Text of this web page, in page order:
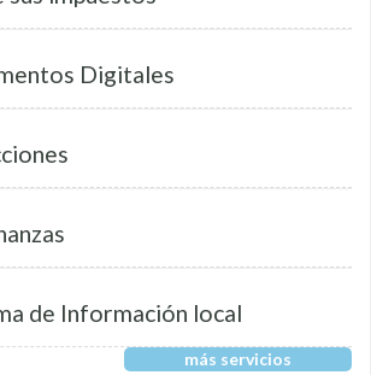
Digitales
de Información local
más servicios